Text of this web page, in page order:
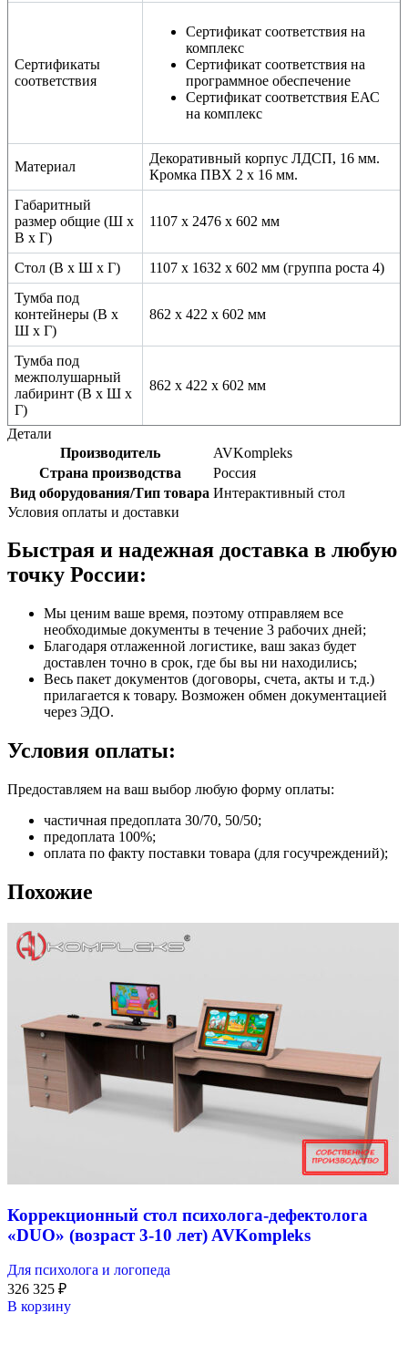
Сертификаты
соответствия
Сертификат соответствия на
комплекс
Сертификат соответствия на
программное обеспечение
Сертификат соответствия ЕАС
на комплекс
Материал
Декоративный корпус ЛДСП, 16 мм.
Кромка ПВХ 2 х 16 мм.
Габаритный
размер общие (Ш x
В x Г)
1107 x 2476 x 602 мм
Стол (В x Ш x Г)
1107 x 1632 x 602 мм (группа роста 4)
Тумба под
контейнеры (В x
Ш x Г)
862 x 422 x 602 мм
Тумба под
межполушарный
лабиринт (В x Ш x
Г)
862 x 422 x 602 мм
Детали
Производитель
AVKompleks
Страна производства
Россия
Вид оборудования/Тип товара Интерактивный стол
Условия оплаты и доставки
Быстрая и надежная доставка в любую
точку России:
Мы ценим ваше время, поэтому отправляем все
необходимые документы в течение 3 рабочих дней;
Благодаря отлаженной логистике, ваш заказ будет
доставлен точно в срок, где бы вы ни находились;
Весь пакет документов (договоры, счета, акты и т.д.)
прилагается к товару. Возможен обмен документацией
через ЭДО.
Условия оплаты:
Предоставляем на ваш выбор любую форму оплаты:
частичная предоплата 30/70, 50/50;
предоплата 100%;
оплата по факту поставки товара (для госучреждений);
Похожие
Коррекционный стол психолога-дефектолога
«DUO» (возраст 3-10 лет) AVKompleks
Для психолога и логопеда
326 325 ₽
В корзину